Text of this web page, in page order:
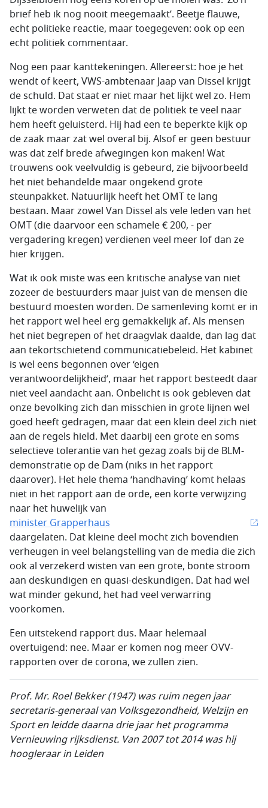
brief heb ik nog nooit meegemaakt’. Beetje flauwe,
echt politieke reactie, maar toegegeven: ook op een
echt politiek commentaar.
Nog een paar kanttekeningen. Allereerst: hoe je het
wendt of keert, VWS-ambtenaar Jaap van Dissel krijgt
de schuld. Dat staat er niet maar het lijkt wel zo. Hem
lijkt te worden verweten dat de politiek te veel naar
hem heeft geluisterd. Hij had een te beperkte kijk op
de zaak maar zat wel overal bij. Alsof er geen bestuur
was dat zelf brede afwegingen kon maken! Wat
trouwens ook veelvuldig is gebeurd, zie bijvoorbeeld
het niet behandelde maar ongekend grote
steunpakket. Natuurlijk heeft het OMT te lang
bestaan. Maar zowel Van Dissel als vele leden van het
OMT (die daarvoor een schamele € 200, - per
vergadering kregen) verdienen veel meer lof dan ze
hier krijgen.
Wat ik ook miste was een kritische analyse van niet
zozeer de bestuurders maar juist van de mensen die
bestuurd moesten worden. De samenleving komt er in
het rapport wel heel erg gemakkelijk af. Als mensen
het niet begrepen of het draagvlak daalde, dan lag dat
aan tekortschietend communicatiebeleid. Het kabinet
is wel eens begonnen over ‘eigen
verantwoordelijkheid’, maar het rapport besteedt daar
niet veel aandacht aan. Onbelicht is ook gebleven dat
onze bevolking zich dan misschien in grote lijnen wel
goed heeft gedragen, maar dat een klein deel zich niet
aan de regels hield. Met daarbij een grote en soms
selectieve tolerantie van het gezag zoals bij de BLM-
demonstratie op de Dam (niks in het rapport
daarover). Het hele thema ‘handhaving’ komt helaas
niet in het rapport aan de orde, een korte verwijzing
naar het huwelijk van
minister Grapperhaus
daargelaten. Dat kleine deel mocht zich bovendien
verheugen in veel belangstelling van de media die zich
ook al verzekerd wisten van een grote, bonte stroom
aan deskundigen en quasi-deskundigen. Dat had wel
wat minder gekund, het had veel verwarring
voorkomen.
Een uitstekend rapport dus. Maar helemaal
overtuigend: nee. Maar er komen nog meer OVV-
rapporten over de corona, we zullen zien.
Prof. Mr. Roel Bekker (1947) was ruim negen jaar
secretaris-generaal van Volksgezondheid, Welzijn en
Sport en leidde daarna drie jaar het programma
Vernieuwing rijksdienst. Van 2007 tot 2014 was hij
hoogleraar in Leiden